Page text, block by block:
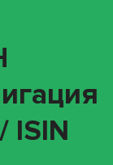
ISIN